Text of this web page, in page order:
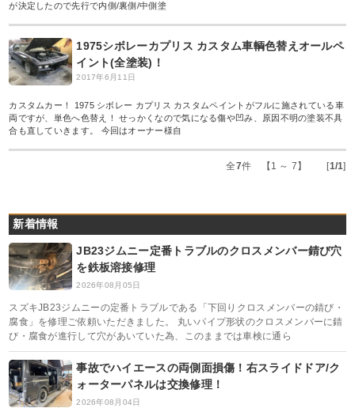
が決定したので先行で内側/裏側/中側塗
1975シボレーカプリス カスタム車輌色替えオールペ
イント(全塗装)！
2017年6月11日
カスタムカー！ 1975 シボレー カプリス カスタムペイントがフルに施されている車
両ですが、単色へ色替え！ せっかくなので気になる傷や凹み、原因不明の塗装不具
合も直していきます。 今回はオーナー様自
全7件 【1 ～ 7】 [1/1]
新着情報
JB23ジムニー定番トラブルのクロスメンバー錆び穴
を鉄板溶接修理
2026年08月05日
スズキJB23ジムニーの定番トラブルである「下回りクロスメンバーの錆び・
腐食」を修理ご依頼いただきました。 丸いパイプ形状のクロスメンバーに錆
び・腐食が進行して穴があいていた為、このままでは車検に通ら
事故でハイエースの両側面損傷！右スライドドア/ク
ォーターパネルは交換修理！
2026年08月04日